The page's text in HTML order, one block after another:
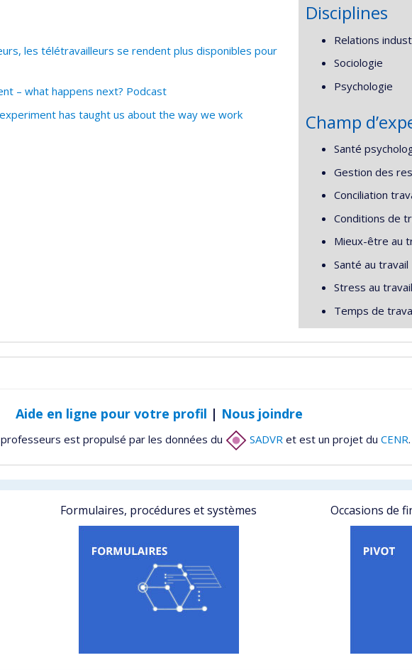
les télétravailleurs se rendent plus disponibles pour
– what happens next? Podcast
has taught us about the way we work
Disciplines
Relations
Sociologie
Psychologie
Champ
Santé
Gestion des
Conciliation
Conditions de
Mieux-être au
Santé au travail
Stress au travail
Temps de
Aide en ligne pour votre profil | Nous joindre
est propulsé par les données du SADVR et est un projet du CENR.
Formulaires, procédures et systèmes Occasions de